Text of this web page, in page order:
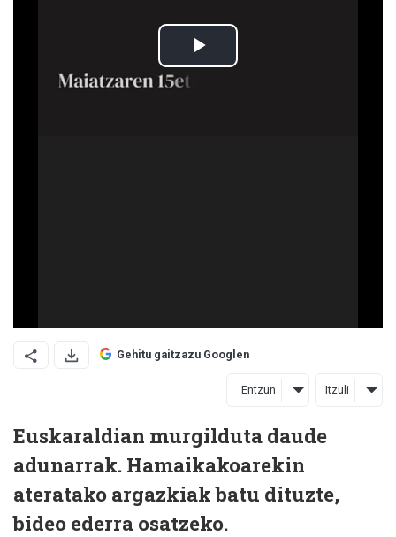
Gehitu gaitzazu Googlen
Entzun Itzuli
Euskaraldian murgilduta daude
adunarrak. Hamaikakoarekin
ateratako argazkiak batu dituzte,
bideo ederra osatzeko.